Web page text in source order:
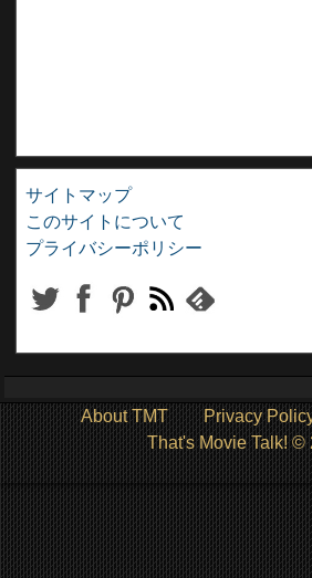
サイトマップ
このサイトについて
プライバシーポリシー
About TMT Privacy
That's Movie Talk! ©